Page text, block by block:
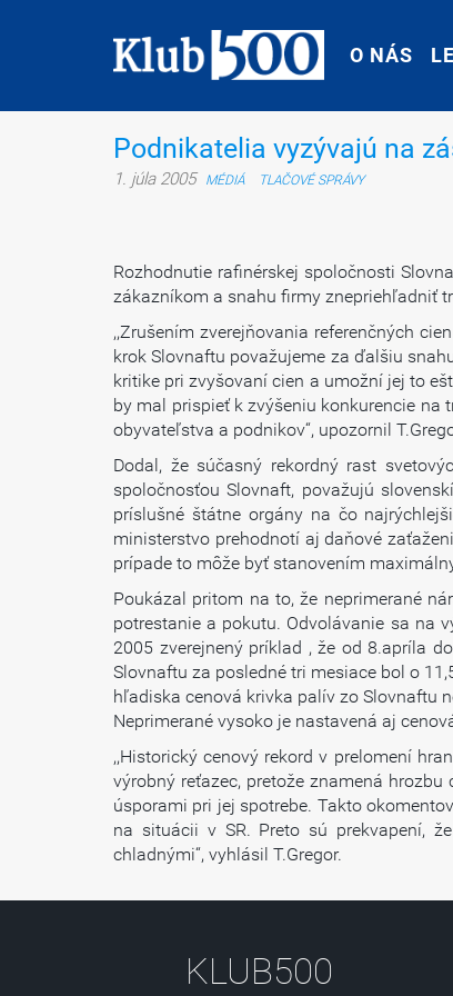
O NÁS
O NÁS
Podnikatelia vyzývajú na
1. júla 2005 MÉDIÁ TLAČOVÉ SPRÁVY
Rozhodnutie rafinérskej spoločnosti
zákazníkom a snahu firmy znepriehľadniť
,,Zrušením zverejňovania referenčných
krok Slovnaftu považujeme za ďalšiu
kritike pri zvyšovaní cien a umožní jej to
by mal prispieť k zvýšeniu konkurencie na
obyvateľstva a podnikov“, upozornil
Dodal, že súčasný rekordný rast
spoločnosťou Slovnaft, považujú
príslušné štátne orgány na čo
ministerstvo prehodnotí aj daňové
prípade to môže byť stanovením
Poukázal pritom na to, že neprimerané
potrestanie a pokutu. Odvolávanie sa na
2005 zverejnený príklad , že od 8.apríla
Slovnaftu za posledné tri mesiace bol o
hľadiska cenová krivka palív zo Slovnaftu
Neprimerané vysoko je nastavená aj
,,Historický cenový rekord v prelomení
výrobný reťazec, pretože znamená
úsporami pri jej spotrebe. Takto
na situácii v SR. Preto sú prekvapení,
chladnými“, vyhlásil T.Gregor.
KLUB500